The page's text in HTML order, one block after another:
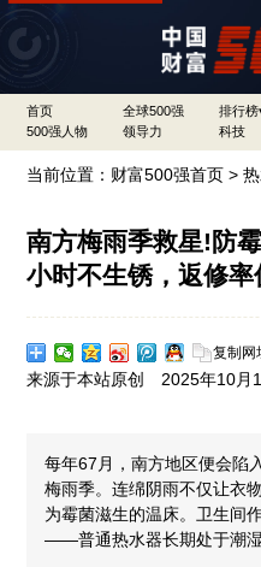
首页 全球500强 排行榜
500强人物
领导力 科技
当前位置： 财富500强首页 >
南方梅雨季救星!防
小时不生锈，返修
复制网
来源于本站原创 2025年10月
每年67月，南方地区便会陷
梅雨季。连绵阴雨不仅让衣
为霉菌滋生的温床。卫生间
——普通热水器长期处于潮